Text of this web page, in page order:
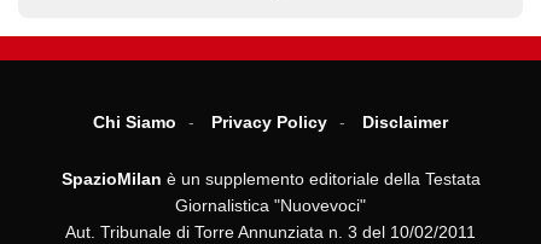
Chi Siamo Privacy Policy Disclaimer
SpazioMilan è un supplemento editoriale della Testata
Giornalistica "Nuovevoci"
Aut. Tribunale di Torre Annunziata n. 3 del 10/02/2011